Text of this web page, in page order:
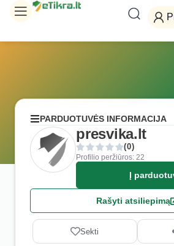
PARDUOTUVĖS INFORMACIJA
presvika.lt
(0)
Profilio peržiūros: 22
Į
Rašyti atsiliepimą
Sekti